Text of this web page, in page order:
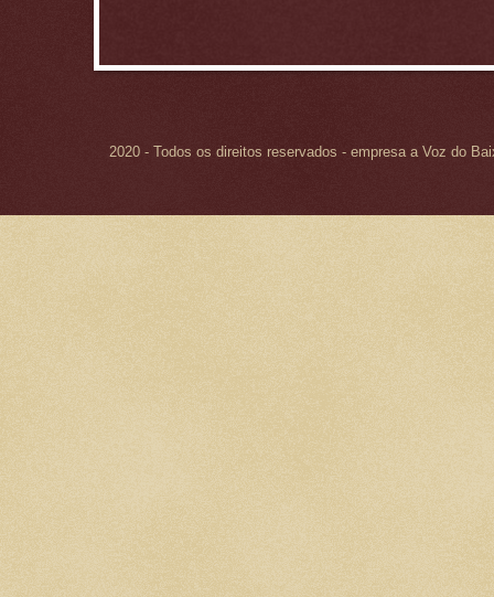
2020 - Todos os direitos reservados - empresa a Voz do